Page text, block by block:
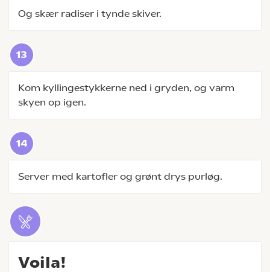
Og skær radiser i tynde skiver.
Kom kyllingestykkerne ned i gryden, og varm
skyen op igen.
Server med kartofler og grønt drys purløg.
Voila!